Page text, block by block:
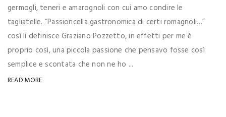
germogli, teneri e amarognoli con cui amo condire le
tagliatelle. “Passioncella gastronomica di certi romagnoli…”
così li definisce Graziano Pozzetto, in effetti per me è
proprio così, una piccola passione che pensavo fosse così
semplice e scontata che non ne ho ...
READ MORE